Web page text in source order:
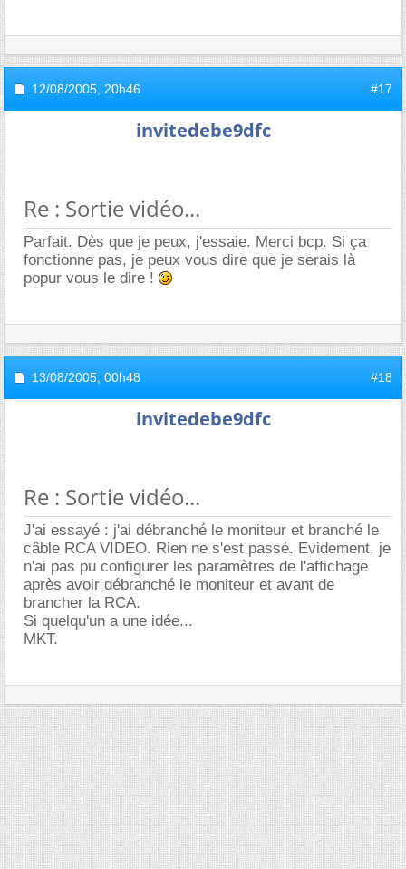
12/08/2005, 20h46 #17
invitedebe9dfc
Re : Sortie vidéo...
Parfait. Dès que je peux, j'essaie. Merci bcp. Si ça
fonctionne pas, je peux vous dire que je serais là
popur vous le dire !
13/08/2005, 00h48 #18
invitedebe9dfc
Re : Sortie vidéo...
J'ai essayé : j'ai débranché le moniteur et branché le
câble RCA VIDEO. Rien ne s'est passé. Evidement, je
n'ai pas pu configurer les paramètres de l'affichage
après avoir débranché le moniteur et avant de
brancher la RCA.
Si quelqu'un a une idée...
MKT.